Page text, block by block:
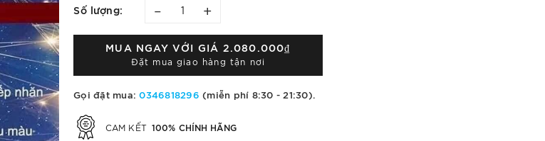
Số lượng: – +
MUA NGAY VỚI GIÁ 2.080.000₫
Đặt mua giao hàng tận nơi
Gọi đặt mua:0346818296 (miễn phí 8:30 - 21:30).
CAM KẾT 100% CHÍNH HÃNG